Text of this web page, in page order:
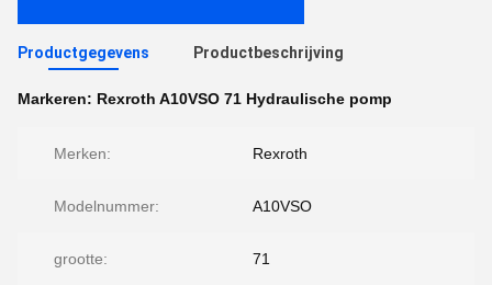
Productgegevens Productbeschrijving
Markeren: Rexroth A10VSO 71 Hydraulische pomp
Merken: Rexroth
Modelnummer: A10VSO
grootte: 71